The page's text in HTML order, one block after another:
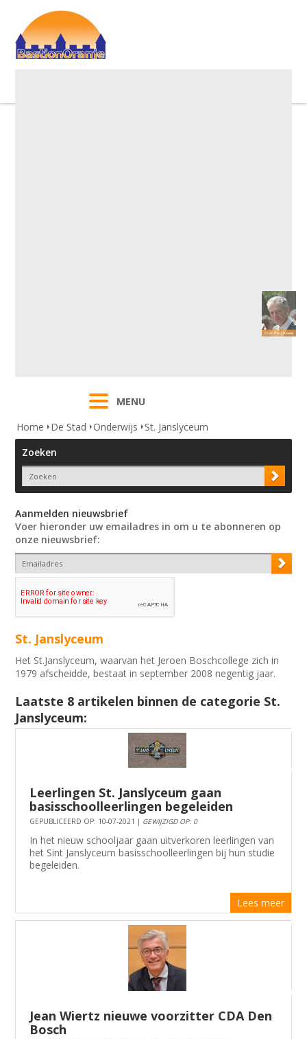
MENU
Home
De Stad Onderwijs
St. Janslyceum
Zoeken
Aanmelden nieuwsbrief
Voer hieronder uw emailadres in om u te abonneren op
onze nieuwsbrief:
St. Janslyceum
Het St.Janslyceum, waarvan het Jeroen Boschcollege zich in
1979 afscheidde, bestaat in september 2008 negentig jaar.
Laatste 8 artikelen binnen de categorie St.
Janslyceum:
Leerlingen St. Janslyceum gaan
basisschoolleerlingen begeleiden
GEPUBLICEERD OP: 10-07-2021 | GEWIJZIGD OP: 0
In het nieuw schooljaar gaan uitverkoren leerlingen van
het Sint Janslyceum basisschoolleerlingen bij hun studie
begeleiden.
Lees meer
Jean Wiertz nieuwe voorzitter CDA Den
Bosch